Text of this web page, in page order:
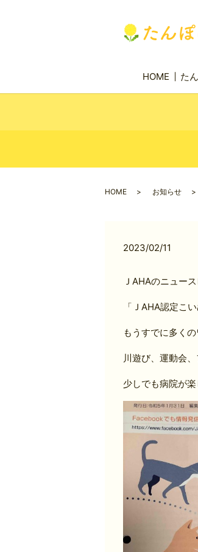
HOME た
HOME お知らせ
2023/02/11
ＪAHAのニュー
「ＪAHA認定こ
もうすでに多く
川遊び、運動会
少しでも病院が